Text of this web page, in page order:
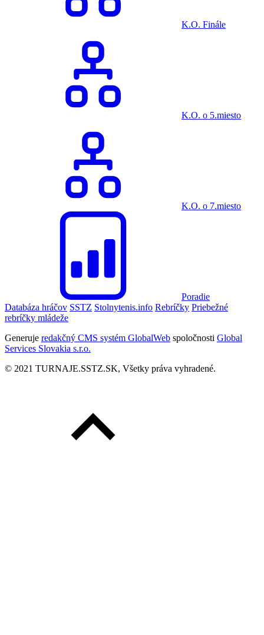
K.O. Finále
K.O. o 5.miesto
K.O. o 7.miesto
Poradie
Databáza hráčov SSTZ Stolnytenis.info Rebríčky Priebežné
rebríčky mládeže
Generuje redakčný CMS systém GlobalWeb spoločnosti Global
Services Slovakia s.r.o.
© 2021 TURNAJE.SSTZ.SK, Všetky práva vyhradené.